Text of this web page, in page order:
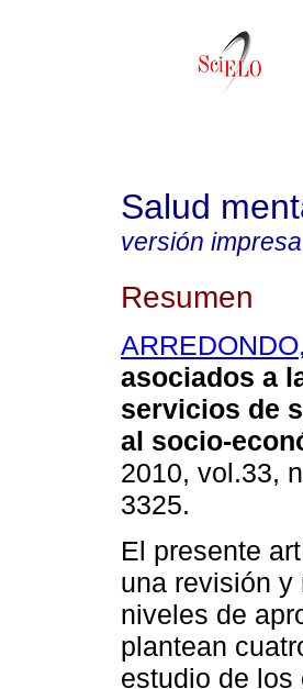
Salud
versión impresa
Resumen
asociados a
servicios de
al socio-
2010, vol.33,
3325.
El presente
una revisión y
niveles de
plantean
estudio de los